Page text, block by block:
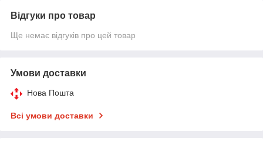
Відгуки про товар
Ще немає відгуків про цей товар
Умови доставки
Нова Пошта
Всі умови доставки